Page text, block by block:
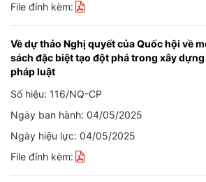
File đính kèm:
Về dự thảo Nghị quyết của Quốc hội về
sách đặc biệt tạo đột phá trong xây
pháp luật
Số hiệu: 116/NQ-CP
Ngày ban hành: 04/05/2025
Ngày hiệu lực: 04/05/2025
File đính kèm: